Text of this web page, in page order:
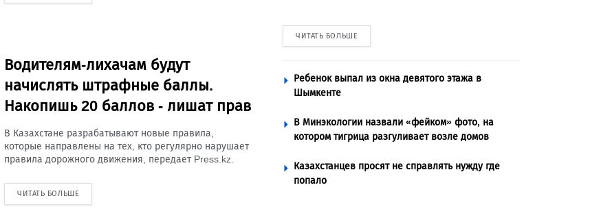
Водителям-лихачам будут
начислять штрафные баллы.
Накопишь 20 баллов - лишат прав
В Казахстане разрабатывают новые правила,
которые направлены на тех, кто регулярно нарушает
правила дорожного движения, передает Press.kz.
ЧИТАТЬ БОЛЬШЕ
ЧИТАТЬ БОЛЬШЕ
Ребенок выпал из окна девятого этажа в
Шымкенте
В Минэкологии назвали «фейком» фото, на
котором тигрица разгуливает возле домов
Казахстанцев просят не справлять нужду где
попало